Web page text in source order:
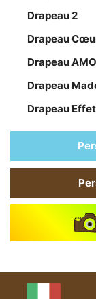
Drapeau 2
Drapeau
Drapeau
Drapeau
Drapeau